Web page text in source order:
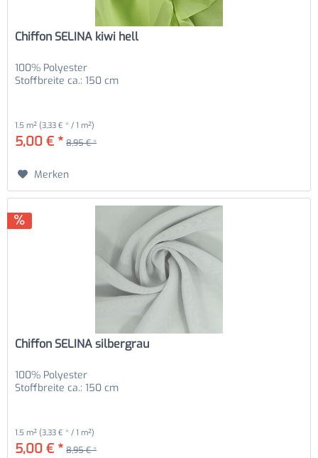
Chiffon SELINA kiwi hell
100% Polyester
Stoffbreite ca.: 150 cm
1.5 m² (3,33 € * / 1 m²)
5,00 € * 8,95 € *
Merken
Chiffon SELINA silbergrau
100% Polyester
Stoffbreite ca.: 150 cm
1.5 m² (3,33 € * / 1 m²)
5,00 € * 8,95 € *